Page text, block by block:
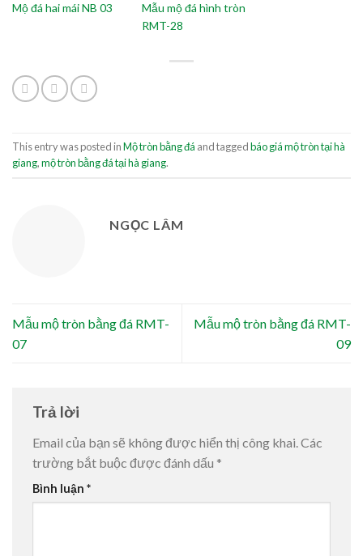
Mộ đá hai mái NB 03
Mẫu mộ đá hình tròn
RMT-28
This entry was posted inMộ tròn bằng đá and taggedbáo giá mộ tròn tại hà
giang,mộ tròn bằng đá tại hà giang.
NGỌC LÂM
Mẫu mộ tròn bằng đá RMT-
07
Mẫu mộ tròn bằng đá RMT-
09
Trả lời
Email của bạn sẽ không được hiển thị công khai. Các
trường bắt buộc được đánh dấu *
Bình luận *